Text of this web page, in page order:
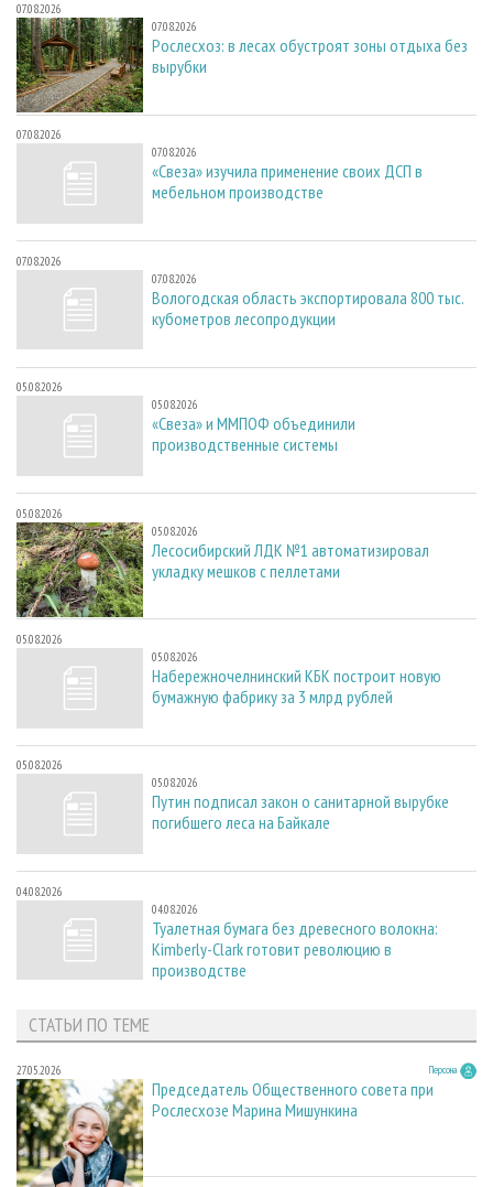
07.08.2026
07.08.2026
Рослесхоз: в лесах обустроят зоны отдыха без
вырубки
07.08.2026
07.08.2026
«Свеза» изучила применение своих ДСП в
мебельном производстве
07.08.2026
07.08.2026
Вологодская область экспортировала 800 тыс.
кубометров лесопродукции
05.08.2026
05.08.2026
«Свеза» и ММПОФ объединили
производственные системы
05.08.2026
05.08.2026
Лесосибирский ЛДК №1 автоматизировал
укладку мешков с пеллетами
05.08.2026
05.08.2026
Набережночелнинский КБК построит новую
бумажную фабрику за 3 млрд рублей
05.08.2026
05.08.2026
Путин подписал закон о санитарной вырубке
погибшего леса на Байкале
04.08.2026
04.08.2026
Туалетная бумага без древесного волокна:
Kimberly-Clark готовит революцию в
производстве
СТАТЬИ ПО ТЕМЕ
27.05.2026 Персона
Председатель Общественного совета при
Рослесхозе Марина Мишункина